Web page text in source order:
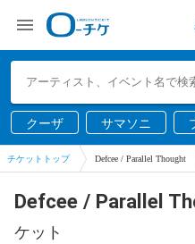
クーザ サマソニ
チケットトップ Defcee / Parallel Thought
Defcee / Parallel
ケット